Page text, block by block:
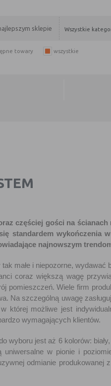
Wszystkie
towary wszystkie
częściej gości na
standardem wykończenia
najnowszym
małe i niepozorne,
coraz większą wagę
pomieszczeń. Wiele firm
Na szczególną uwagę
której możliwe jest
wymagających klientów.
wyboru jest aż 6 kolorów:
uniwersalne w pionie i
odmianie produkowanej